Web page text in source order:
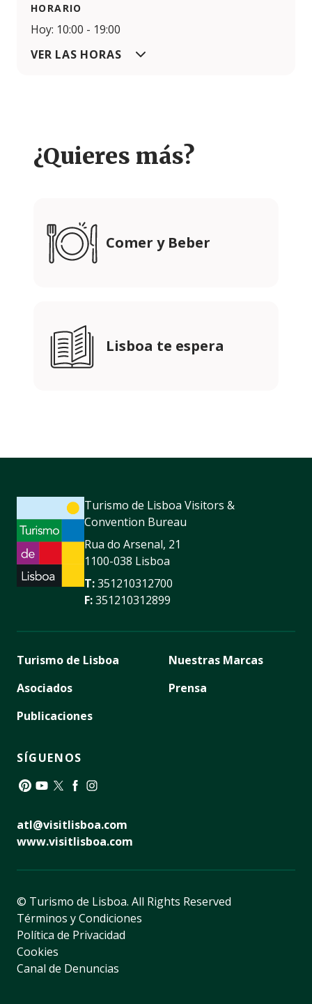
HORARIO
Hoy: 10:00 - 19:00
VER LAS HORAS
¿Quieres más?
Comer y Beber
Lisboa te espera
Turismo de Lisboa Visitors &
Convention Bureau
Rua do Arsenal, 21
1100-038 Lisboa
T:351210312700
F:351210312899
Turismo de Lisboa
Asociados
Publicaciones
Nuestras Marcas
Prensa
SÍGUENOS
atl@visitlisboa.com
www.visitlisboa.com
© Turismo de Lisboa. All Rights Reserved
Términos y Condiciones
Política de Privacidad
Cookies
Canal de Denuncias